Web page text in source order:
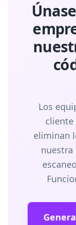
Los
cliente
eliminan